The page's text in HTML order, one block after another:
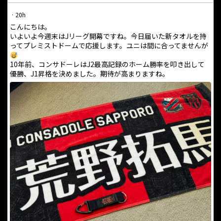
· 20h
こんにちは。
いよいよ今週末はJリーグ開幕ですね。今日届いた新タオルを持
ってプレミストドームで応援します。ユニは間に合ってませんが
10年前、コンサドーレはJ2最高記録のホーム勝率を叩き出して
優勝、J1昇格を決めました。期待が高まりますね。